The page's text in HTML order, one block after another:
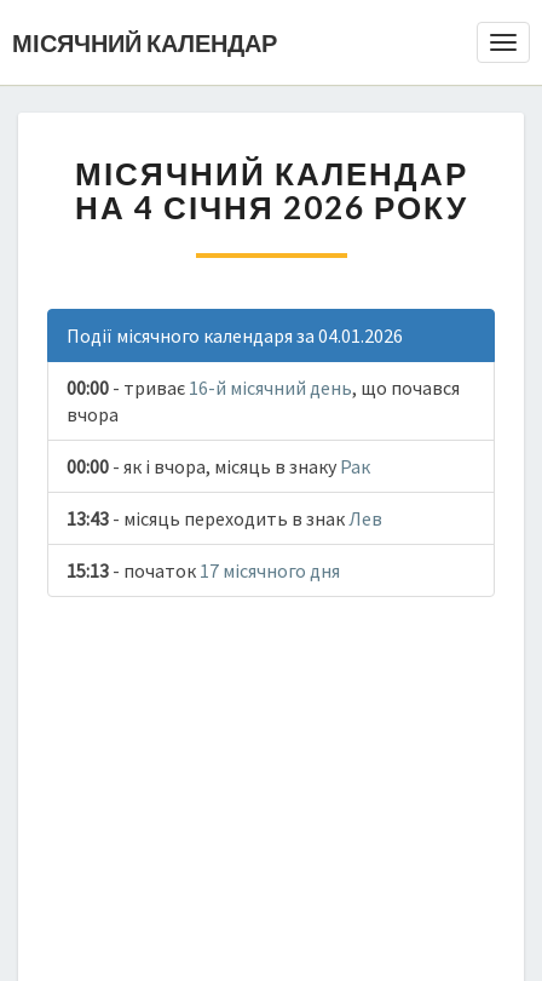
МІСЯЧНИЙ КАЛЕНДАР
МІСЯЧНИЙ КАЛЕНДАР
НА 4 СІЧНЯ 2026 РОКУ
Події місячного календаря за 04.01.2026
00:00 - триває 16-й місячний день, що почався
вчора
00:00 - як і вчора, місяць в знаку Рак
13:43 - місяць переходить в знакЛев
15:13 - початок 17 місячного дня